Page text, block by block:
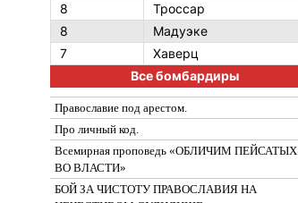
8
Троссар
8
Мадуэке
7
Хаверц
Все бомбардиры
Православие под арестом.
Про личный код.
Всемирная проповедь «ОБЛИЧИМ ПЕЙСАТЫХ
ВО ВЛАСТИ»
БОЙ ЗА ЧИСТОТУ ПРАВОСЛАВИЯ НА